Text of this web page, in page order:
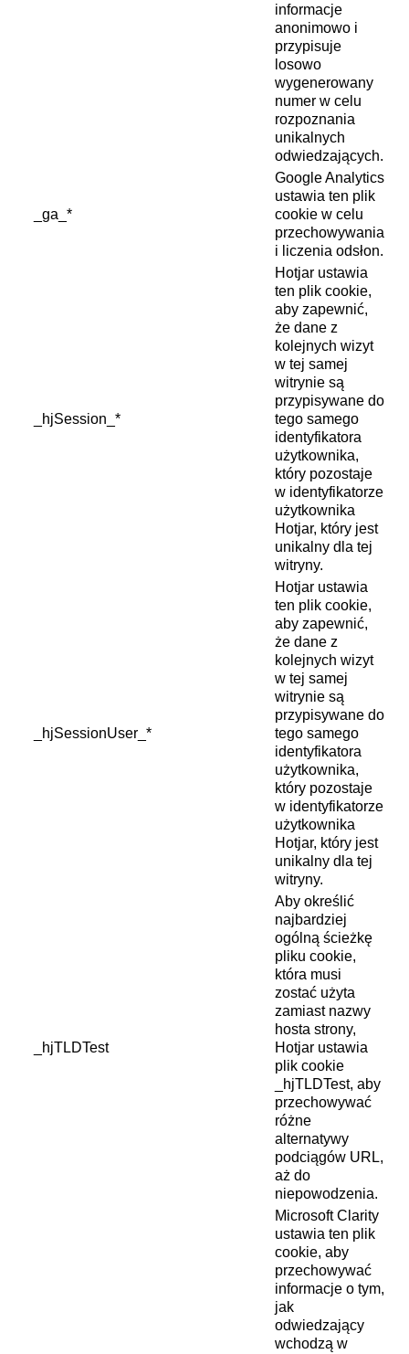
informacje
anonimowo i
przypisuje
losowo
wygenerowany
numer w celu
rozpoznania
unikalnych
odwiedzających.
_ga_*
Google Analytics
ustawia ten plik
cookie w celu
przechowywania
i liczenia odsłon.
_hjSession_*
Hotjar ustawia
ten plik cookie,
aby zapewnić,
że dane z
kolejnych wizyt
w tej samej
witrynie są
przypisywane do
tego samego
identyfikatora
użytkownika,
który pozostaje
w identyfikatorze
użytkownika
Hotjar, który jest
unikalny dla tej
witryny.
_hjSessionUser_*
Hotjar ustawia
ten plik cookie,
aby zapewnić,
że dane z
kolejnych wizyt
w tej samej
witrynie są
przypisywane do
tego samego
identyfikatora
użytkownika,
który pozostaje
w identyfikatorze
użytkownika
Hotjar, który jest
unikalny dla tej
witryny.
_hjTLDTest
Aby określić
najbardziej
ogólną ścieżkę
pliku cookie,
która musi
zostać użyta
zamiast nazwy
hosta strony,
Hotjar ustawia
plik cookie
_hjTLDTest, aby
przechowywać
różne
alternatywy
podciągów URL,
aż do
niepowodzenia.
Microsoft Clarity
ustawia ten plik
cookie, aby
przechowywać
informacje o tym,
jak
odwiedzający
wchodzą w